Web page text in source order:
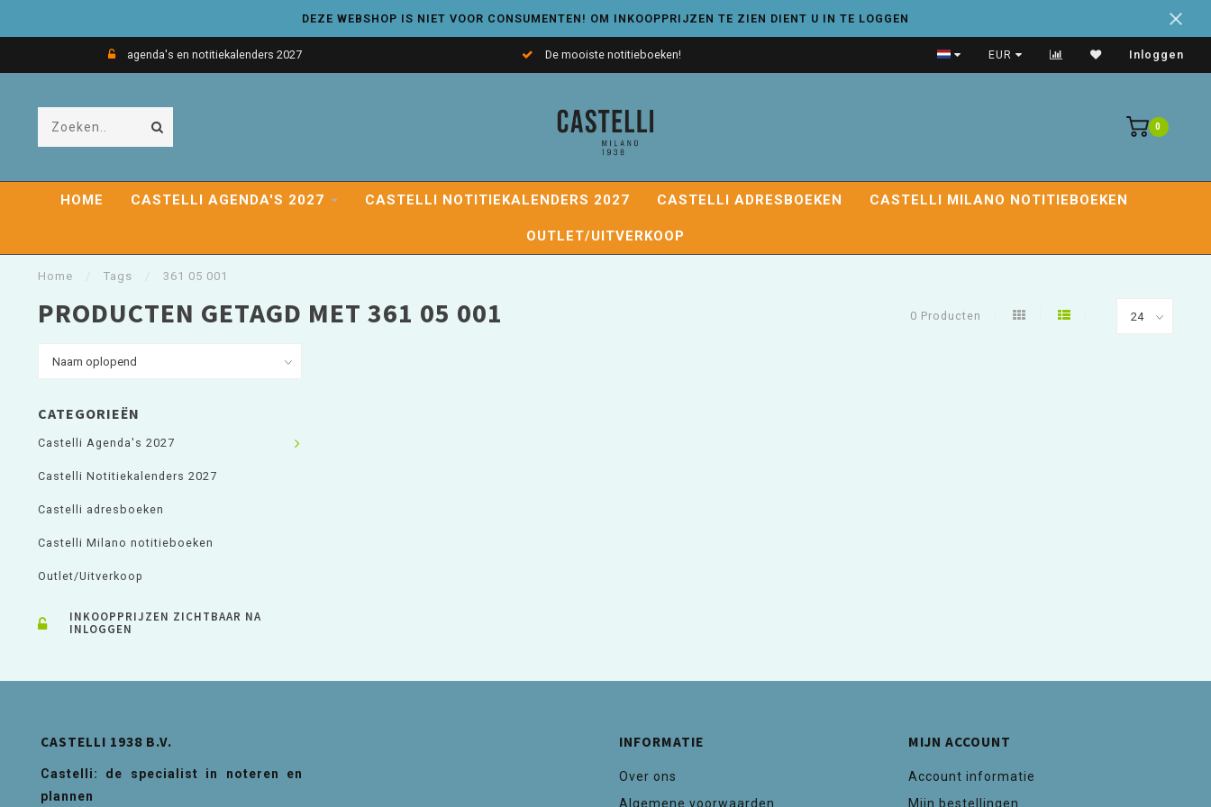
DEZE WEBSHOP IS NIET VOOR CONSUMENTEN! OM INKOOPPRIJZEN TE ZIEN DIENT U IN TE LOGGEN
agenda's en notitiekalenders 2027 De mooiste notitieboeken! Handige adresboeken
EUR Inloggen
0
HOME CASTELLI AGENDA'S 2027 CASTELLI NOTITIEKALENDERS 2027 CASTELLI ADRESBOEKEN CASTELLI MILANO NOTITIEBOEKEN
OUTLET/UITVERKOOP
Home Tags 361 05 001
PRODUCTEN GETAGD MET 361 05 001 0 Producten
CATEGORIEËN
Castelli Agenda's 2027
Castelli Notitiekalenders 2027
Castelli adresboeken
Castelli Milano notitieboeken
Outlet/Uitverkoop
INKOOPPRIJZEN ZICHTBAAR NA
INLOGGEN
CASTELLI 1938 B.V.
Castelli: de specialist in noteren en
plannen
INFORMATIE
Over ons
Algemene voorwaarden
MIJN ACCOUNT
Account informatie
Mijn bestellingen